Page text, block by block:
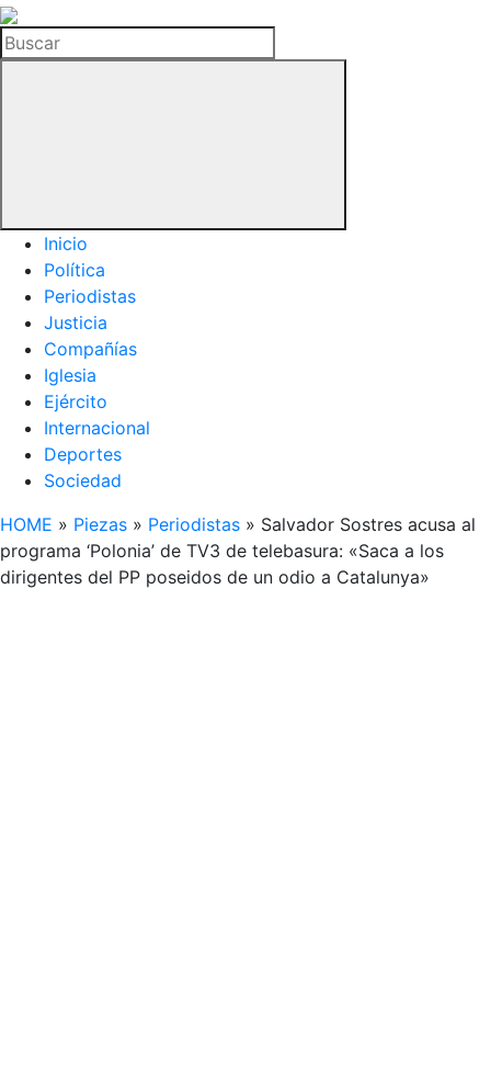
La
Hemeroteca
del
Buscar
Inicio
Política
Periodistas
Justicia
Compañías
Iglesia
Ejército
Internacional
Deportes
Sociedad
HOME » Piezas » Periodistas » Salvador Sostres acusa al
programa ‘Polonia’ de TV3 de telebasura: «Saca a los
dirigentes del PP poseidos de un odio a Catalunya»